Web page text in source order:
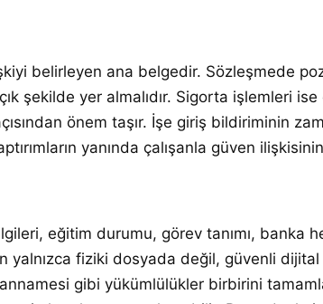
belirleyen ana belgedir. Sözleşmede
şekilde yer almalıdır. Sigorta işlemleri
önem taşır. İşe giriş bildiriminin
yanında çalışanla güven
eğitim durumu, görev tanımı, banka
yalnızca fiziki dosyada değil, güvenli
gibi yükümlülükler birbirini